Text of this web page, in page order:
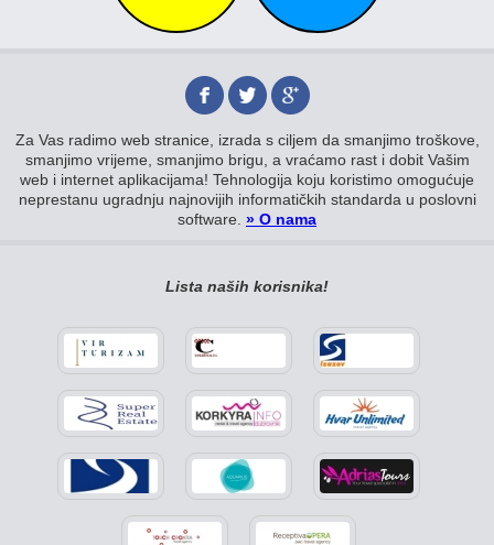
Za Vas radimo web stranice, izrada s ciljem da smanjimo troškove,
smanjimo vrijeme, smanjimo brigu, a vraćamo rast i dobit Vašim
web i internet aplikacijama! Tehnologija koju koristimo omogućuje
neprestanu ugradnju najnovijih informatičkih standarda u poslovni
software. » O nama
Lista naših korisnika!